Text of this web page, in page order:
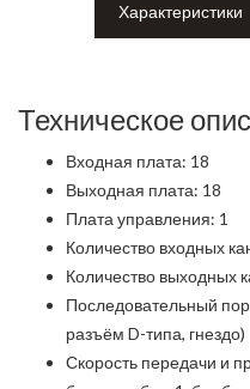
Характеристики
Техническое
Входная плата: 18
Выходная плата: 18
Плата управления: 1
Количество входных
Количество выходных
Последовательный
разъём D-типа, гнездо)
Скорость передачи и